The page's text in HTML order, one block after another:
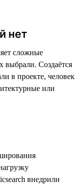
нет
сложные
выбрали. Создаётся
в проекте, человек
или
внедрили